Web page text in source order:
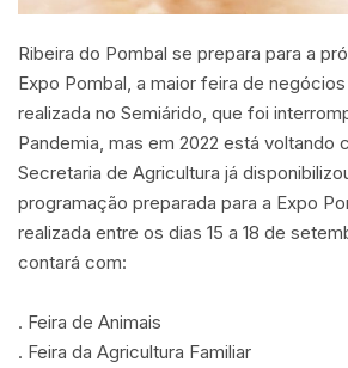
Ribeira do Pombal se prepara para a
Expo Pombal, a maior feira de
realizada no Semiárido, que foi
Pandemia, mas em 2022 está voltando
Secretaria de Agricultura já
programação preparada para a Expo
realizada entre os dias 15 a 18 de
contará com:
. Feira de Animais
. Feira da Agricultura Familiar